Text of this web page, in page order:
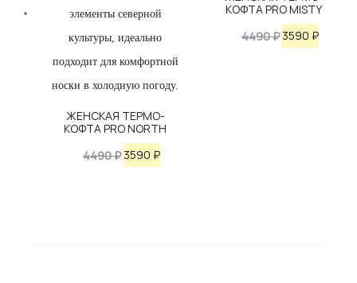
ЖЕНСКАЯ ТЕРМО-
КОФТА PRO NORTH
4490₽ Первоначальная
3590 ₽Текущая
КОФТА PRO MISTY
4490₽ 3590 ₽